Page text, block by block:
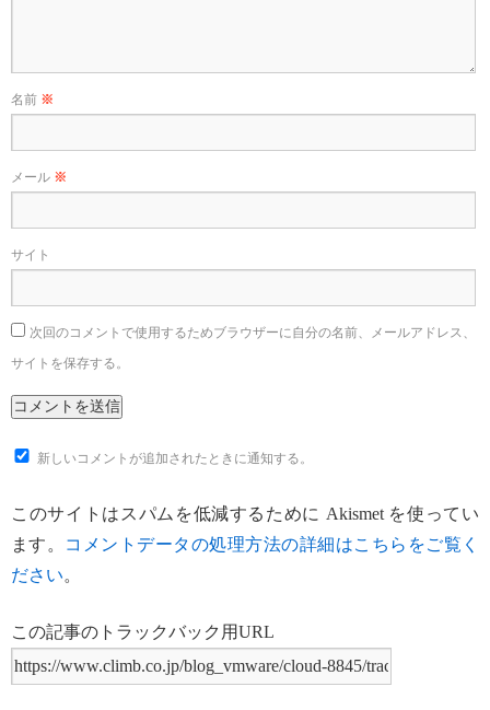
名前 ※
メール ※
サイト
次回のコメントで使用するためブラウザーに自分の名前、メールアドレス、
サイトを保存する。
新しいコメントが追加されたときに通知する。
このサイトはスパムを低減するために Akismet を使ってい
ます。 コメントデータの処理方法の詳細はこちらをご覧く
ださい。
この記事のトラックバック用URL